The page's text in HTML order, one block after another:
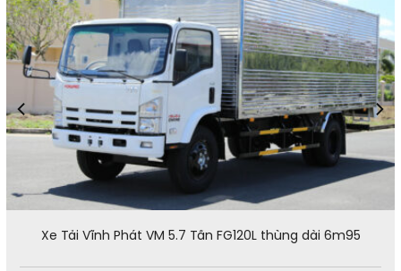
Xe Tải Vĩnh Phát VM 5.7 Tấn FG120L thùng dài 6m95